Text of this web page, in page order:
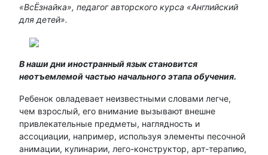
«ВсЁзнайка», педагог авторского курса «Английский
для детей».
В наши дни иностранный язык становится
неотъемлемой частью начального этапа обучения.
Ребенок овладевает неизвестными словами легче,
чем взрослый, его внимание вызывают внешне
привлекательные предметы, наглядность и
ассоциации, например, используя элементы песочной
анимации, кулинарии, лего-конструктор, арт-терапию,